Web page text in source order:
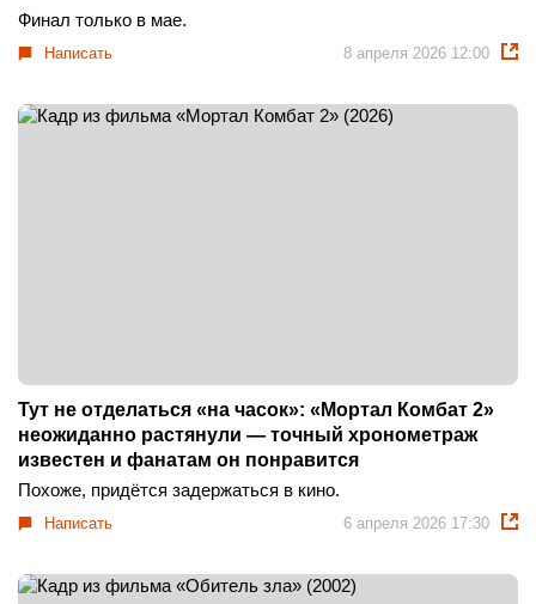
Финал только в мае.
Написать 8 апреля 2026 12:00
Тут не отделаться «на часок»: «Мортал Комбат 2»
неожиданно растянули — точный хронометраж
известен и фанатам он понравится
Похоже, придётся задержаться в кино.
Написать 6 апреля 2026 17:30